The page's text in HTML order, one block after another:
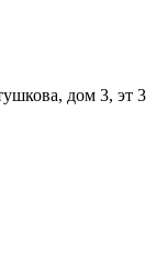
дом 3, эт 3